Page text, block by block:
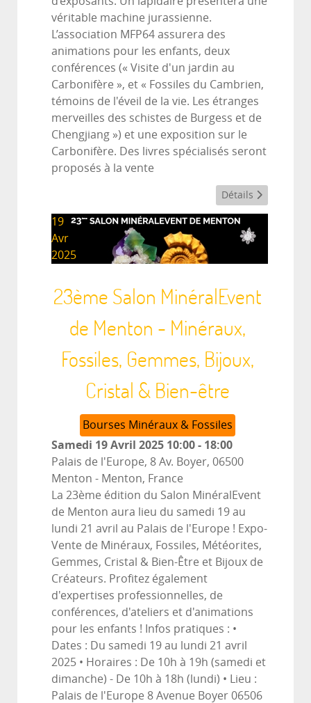
véritable machine jurassienne.
L’association MFP64 assurera des
animations pour les enfants, deux
conférences (« Visite d'un jardin au
Carbonifère », et « Fossiles du Cambrien,
témoins de l'éveil de la vie. Les étranges
merveilles des schistes de Burgess et de
Chengjiang ») et une exposition sur le
Carbonifère. Des livres spécialisés seront
proposés à la vente
Détails
19
Avr
2025
23ème Salon MinéralEvent
de Menton - Minéraux,
Fossiles, Gemmes, Bijoux,
Cristal & Bien-être
Bourses Minéraux & Fossiles
Samedi 19 Avril 2025 10:00- 18:00
Palais de l'Europe, 8 Av. Boyer, 06500
Menton - Menton, France
La 23ème édition du Salon MinéralEvent
de Menton aura lieu du samedi 19 au
lundi 21 avril au Palais de l'Europe ! Expo-
Vente de Minéraux, Fossiles, Météorites,
Gemmes, Cristal & Bien-Être et Bijoux de
Créateurs. Profitez également
d'expertises professionnelles, de
conférences, d'ateliers et d'animations
pour les enfants ! Infos pratiques : •
Dates : Du samedi 19 au lundi 21 avril
2025 • Horaires : De 10h à 19h (samedi et
dimanche) - De 10h à 18h (lundi) • Lieu :
Palais de l'Europe 8 Avenue Boyer 06506